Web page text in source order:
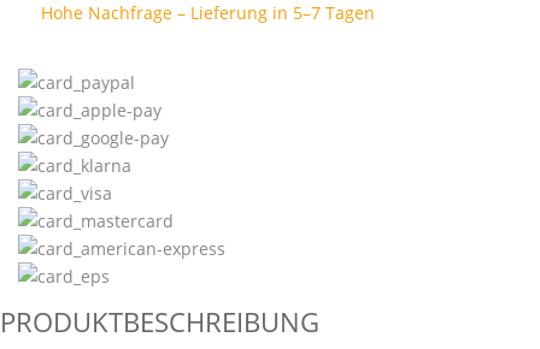
Hohe Nachfrage – Lieferung in 5–7 Tagen
PRODUKTBESCHREIBUNG